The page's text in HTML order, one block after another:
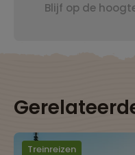
Blijf op de
Treinreizen